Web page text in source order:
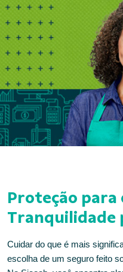
Proteção para
Tranquilidade
Cuidar do que é mais
escolha de um seguro feito